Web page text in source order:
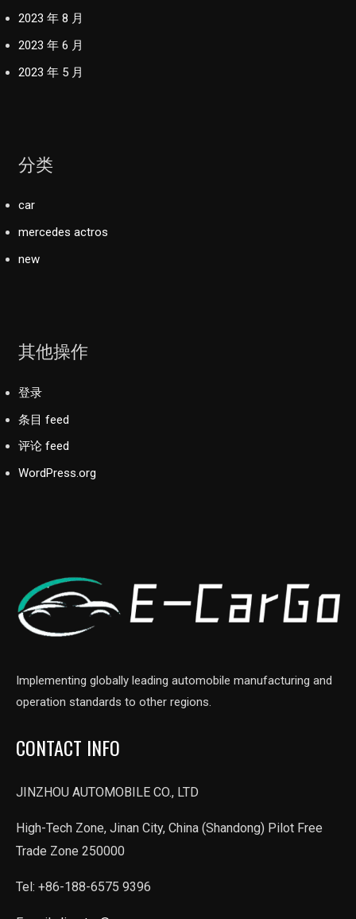
2023 年 8 月
2023 年 6 月
2023 年 5 月
分类
car
mercedes actros
new
其他操作
登录
条目 feed
评论 feed
WordPress.org
Implementing globally leading automobile manufacturing and
operation standards to other regions.
CONTACT INFO
JINZHOU AUTOMOBILE CO., LTD
High-Tech Zone, Jinan City, China (Shandong) Pilot Free
Trade Zone 250000
Tel: +86-188-6575 9396